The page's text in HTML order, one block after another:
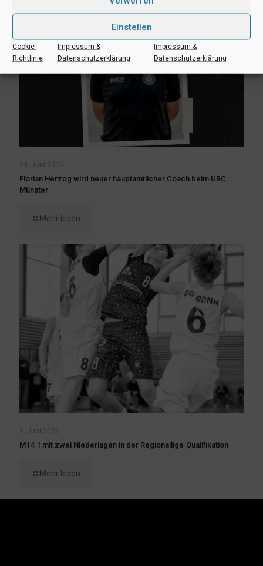
Einstellen
Cookie-
Richtlinie
Impressum &
Datenschutzerklärung
Impressum &
Datenschutzerklärung
24. Juni 2026
Florian Herzog wird neuer hauptamtlicher Coach beim UBC
Münster
Mehr lesen
1. Juni 2026
M14.1 mit zwei Niederlagen in der Regionalliga-Qualifikation
Mehr lesen